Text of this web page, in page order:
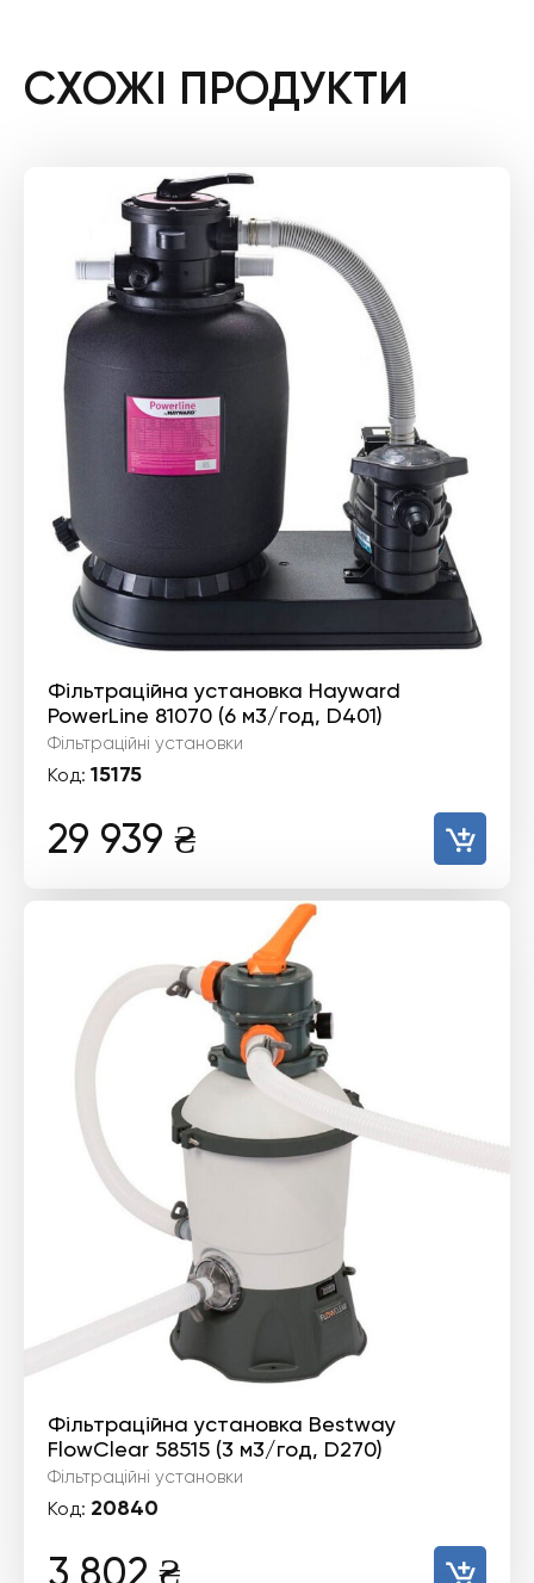
СХОЖІ ПРОДУКТИ
Фільтраційна установка Hayward
PowerLine 81070 (6 м3/год, D401)
Фільтраційні установки
Код: 15175
29 939 ₴
Фільтраційна установка Bestway
FlowClear 58515 (3 м3/год, D270)
Фільтраційні установки
Код: 20840
3 802 ₴